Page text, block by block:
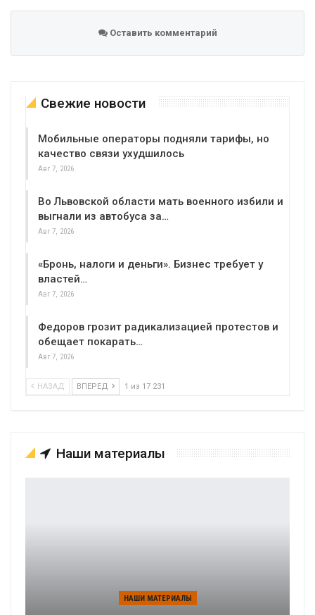
Оставить комментарий
Свежие новости
Мобильные операторы подняли тарифы, но
качество связи ухудшилось
Авг 7, 2026
Во Львовской области мать военного избили и
выгнали из автобуса за…
Авг 7, 2026
«Бронь, налоги и деньги». Бизнес требует у
властей…
Авг 7, 2026
Федоров грозит радикализацией протестов и
обещает покарать…
Авг 7, 2026
НАЗАД ВПЕРЕД 1 из 17 231
Наши материалы
НАШИ МАТЕРИАЛЫ